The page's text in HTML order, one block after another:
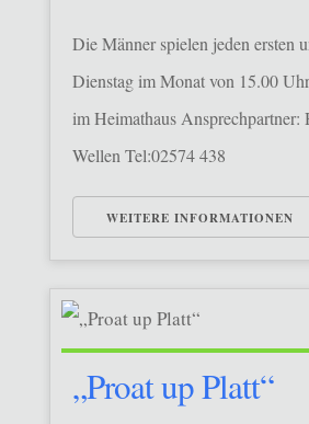
Die Männer spielen jeden ersten
Dienstag im Monat von 15.00
im Heimathaus Ansprechpartner:
Wellen Tel:02574 438
WEITERE INFORMATIONEN
„Proat up Platt“